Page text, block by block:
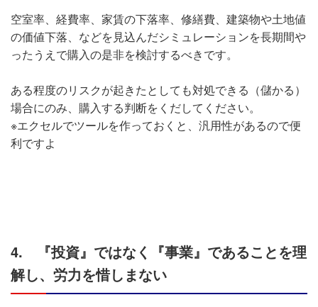
空室率、経費率、家賃の下落率、修繕費、建築物や土地値
の価値下落、などを見込んだシミュレーションを長期間や
ったうえで購入の是非を検討するべきです。
ある程度のリスクが起きたとしても対処できる（儲かる）
場合にのみ、購入する判断をくだしてください。
※エクセルでツールを作っておくと、汎用性があるので便
利ですよ
4. 『投資』ではなく『事業』であることを理
解し、労力を惜しまない